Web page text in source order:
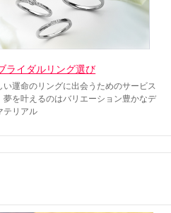
ライダルリング選び
い運命のリングに出会うためのサービス
夢を叶えるのはバリエーション豊かなデ
テリアル